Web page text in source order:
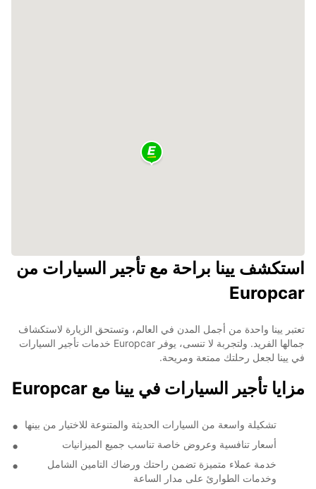
استكشف يينا براحة مع تأجير السيارات من
Europcar
تعتبر يينا واحدة من أجمل المدن في العالم، وتستحق الزيارة لاستكشاف
جمالها الفريد. ولتجربة لا تنسى، يوفر Europcar خدمات تأجير السيارات
في يينا لجعل رحلتك ممتعة ومريحة.
مزايا تأجير السيارات في يينا مع Europcar
تشكيلة واسعة من السيارات الحديثة والمتنوعة للاختيار من بينها
أسعار تنافسية وعروض خاصة تناسب جميع الميزانيات
خدمة عملاء متميزة تضمن راحتك ورضاك التامين الشامل
وخدمات الطوارئ على مدار الساعة